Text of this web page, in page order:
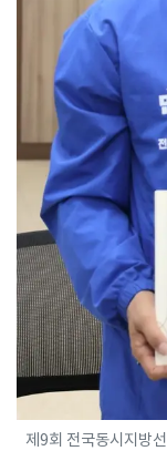
제9회 전국동시지방